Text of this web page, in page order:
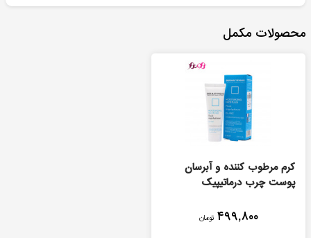
محصولات مکمل
کرم مرطوب کننده و آبرسان
پوست چرب درماتيپيک
۴۹۹,۸۰۰ تومان